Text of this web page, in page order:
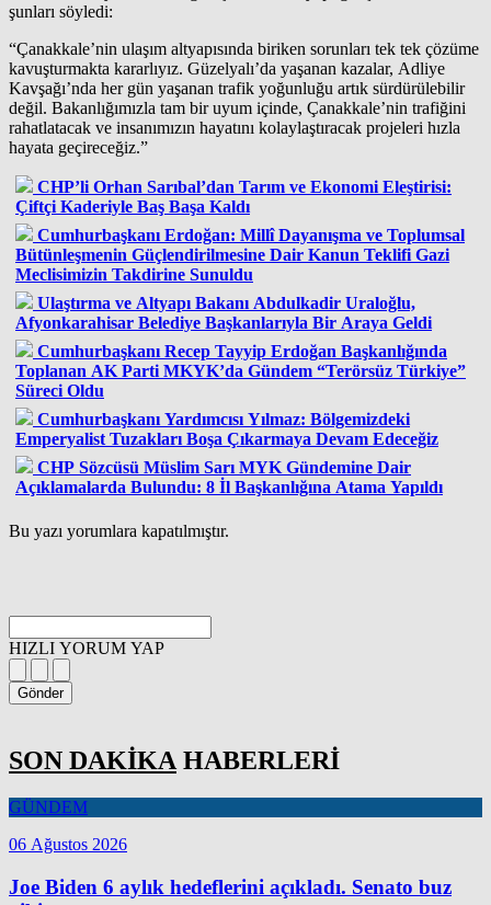
şunları söyledi:
“Çanakkale’nin ulaşım altyapısında biriken sorunları tek tek çözüme
kavuşturmakta kararlıyız. Güzelyalı’da yaşanan kazalar, Adliye
Kavşağı’nda her gün yaşanan trafik yoğunluğu artık sürdürülebilir
değil. Bakanlığımızla tam bir uyum içinde, Çanakkale’nin trafiğini
rahatlatacak ve insanımızın hayatını kolaylaştıracak projeleri hızla
hayata geçireceğiz.”
CHP’li Orhan Sarıbal’dan Tarım ve Ekonomi Eleştirisi:
Çiftçi Kaderiyle Baş Başa Kaldı
Cumhurbaşkanı Erdoğan: Millî Dayanışma ve Toplumsal
Bütünleşmenin Güçlendirilmesine Dair Kanun Teklifi Gazi
Meclisimizin Takdirine Sunuldu
Ulaştırma ve Altyapı Bakanı Abdulkadir Uraloğlu,
Afyonkarahisar Belediye Başkanlarıyla Bir Araya Geldi
Cumhurbaşkanı Recep Tayyip Erdoğan Başkanlığında
Toplanan AK Parti MKYK’da Gündem “Terörsüz Türkiye”
Süreci Oldu
Cumhurbaşkanı Yardımcısı Yılmaz: Bölgemizdeki
Emperyalist Tuzakları Boşa Çıkarmaya Devam Edeceğiz
CHP Sözcüsü Müslim Sarı MYK Gündemine Dair
Açıklamalarda Bulundu: 8 İl Başkanlığına Atama Yapıldı
Bu yazı yorumlara kapatılmıştır.
HIZLI YORUM YAP
Gönder
SON DAKİKA HABERLERİ
GÜNDEM
06 Ağustos 2026
Joe Biden 6 aylık hedeflerini açıkladı. Senato buz